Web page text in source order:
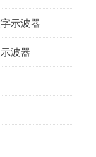
示波器
波器